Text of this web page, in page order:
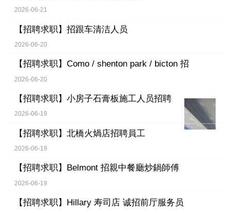
2026-06-21
【招聘求职】 招跟车清洁人员
2026-06-20
【招聘求职】 Como / shenton park / bicton 招
2026-06-20
【招聘求职】 小房子石膏板施工人员招聘
2026-06-19
【招聘求职】 北橋火煱店招聘員工
2026-06-19
【招聘求职】 Belmont 招親中餐廳炒鍋師傅
2026-06-19
【招聘求职】 Hillary 寿司店 诚招前厅服务员